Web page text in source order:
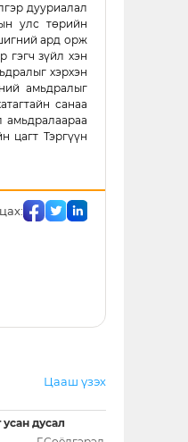
дууриалал
улс төрийн
ард орж
гэгч зүйл хэн
хэрхэн
амьдралыг
санаа
амьдралаараа
цагт Тэргүүн
Цааш үзэх
усан дусал